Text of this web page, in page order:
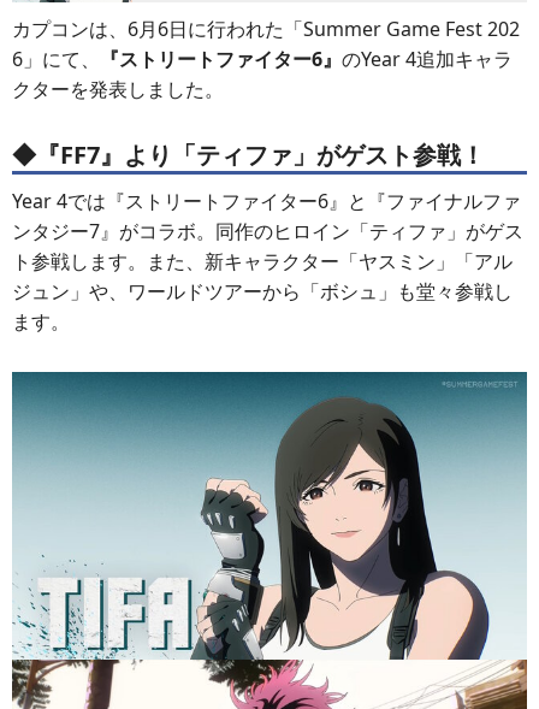
カプコンは、6月6日に行われた「Summer Game Fest 202
6」にて、
『ストリートファイター6』 のYear 4追加キャラ
クターを発表しました。
◆『FF7』より「ティファ」がゲスト参戦！
Year 4では『ストリートファイター6』と『ファイナルファ
ンタジー7』がコラボ。同作のヒロイン「ティファ」がゲス
ト参戦します。また、新キャラクター「ヤスミン」「アル
ジュン」や、ワールドツアーから「ボシュ」も堂々参戦し
ます。